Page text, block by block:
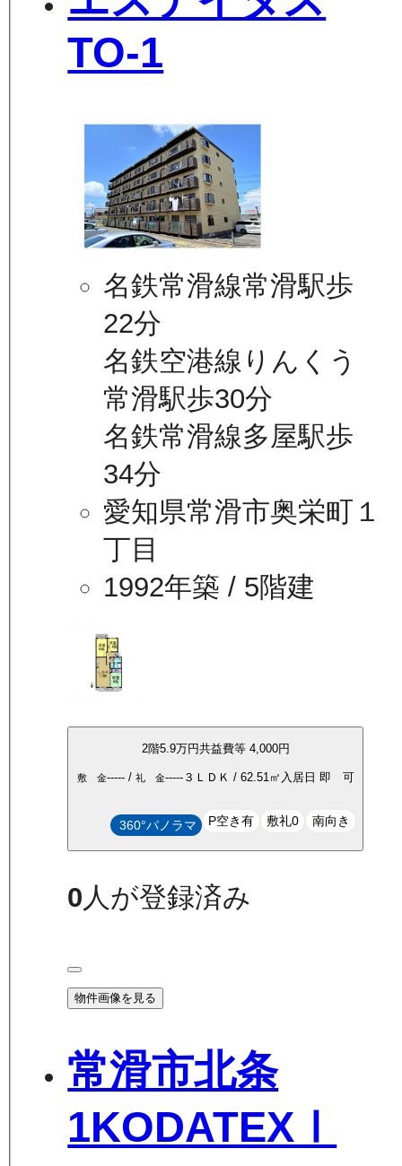
TO-1
名鉄常滑線常滑駅歩
22分
名鉄空港線りんくう
常滑駅歩30分
名鉄常滑線多屋駅歩
34分
愛知県常滑市奥栄町１
丁目
1992年築 / 5階建
2階5.9万円共益費等 4,000円
敷 金-----/ 礼 金-----３ＬＤＫ / 62.51 ㎡ 入居日 即 可
360°パノラマ P空き有 敷礼0 南向き
0 人が登録済み
物件画像を見る
常滑市北条
1KODATEXⅠ